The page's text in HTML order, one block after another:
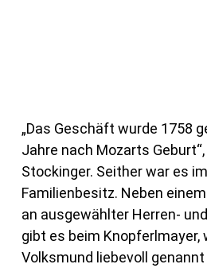
„Das Geschäft wurde 1758
Jahre nach Mozarts
Stockinger. Seither war es
Familienbesitz. Neben
an ausgewählter Herren-
gibt es beim Knopferlmayer,
Volksmund liebevoll genannt